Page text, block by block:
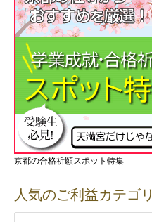
京都の合格祈願スポット特集
人気のご利益カテゴリ